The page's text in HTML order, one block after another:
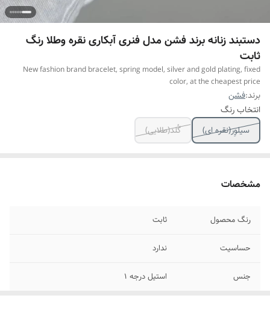
دستبند زنانه برند فشن مدل فنری آبکاری نقره وطلا رنگ
ثابت
New fashion brand bracelet, spring model, silver and gold plating, fixed
color, at the cheapest price
برند:فشن
انتخاب رنگ
سیلوِر(نقره ای)
گُلد(طلایی)
مشخصات
رنگ محصول ثابت
حساسیت ندارد
جنس استیل درجه ۱